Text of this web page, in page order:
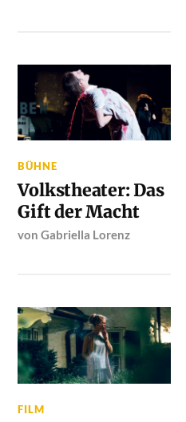
BÜHNE
Volkstheater: Das
Gift der Macht
vonGabriella Lorenz
FILM